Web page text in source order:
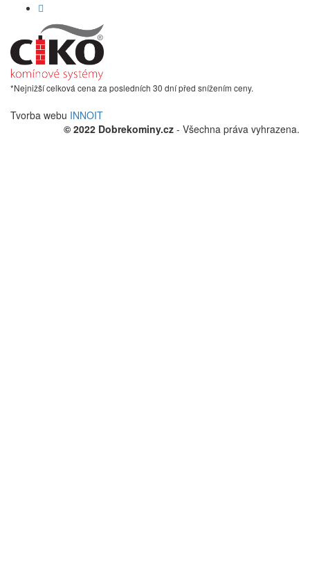
*Nejnižší celková cena za posledních 30 dní před snížením ceny.
Tvorba webu INNOIT
© 2022 Dobrekominy.cz - Všechna práva vyhrazena.